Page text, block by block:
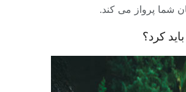
شما پرواز می کند.
کرد؟